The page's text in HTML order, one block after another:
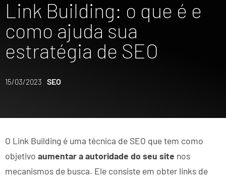
Link Building: o que é e
como ajuda sua
estratégia de SEO
15/03/2023 SEO
O Link Building é uma técnica de SEO que tem como
objetivo aumentar a autoridade do seu site nos
mecanismos de busca. Ele consiste em obter links de